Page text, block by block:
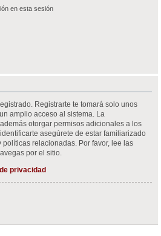
en esta sesión
Registrarte te tomará solo unos
amplio acceso al sistema. La
otorgar permisos adicionales a los
asegúrete de estar familiarizado
relacionadas. Por favor, lee las
por el sitio.
privacidad